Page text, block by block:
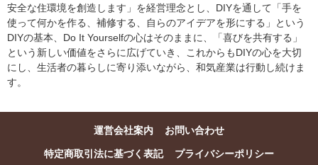
安全な住環境を創造します」を経営理念とし、DIYを通して「手を
使って何かを作る、補修する、自らのアイデアを形にする」という
DIYの基本、Do It Yourselfの心はそのままに、「喜びを共有する」
という新しい価値をさらに広げていき、これからもDIYの心を大切
にし、生活者の暮らしに寄り添いながら、和気産業は行動し続けま
す。
運営会社案内 お問い合わせ
特定商取引法に基づく表記 プライバシーポリシー